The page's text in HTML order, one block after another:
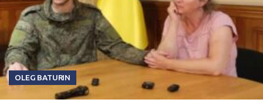
OLEG BATURIN